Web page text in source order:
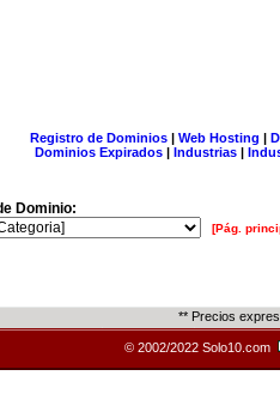
Registro de Dominios| Web Hosting |
Dominios Expirados | Industrias |
Dominio:
[Pág.
** Precios
© 2002/2022 Solo10.com